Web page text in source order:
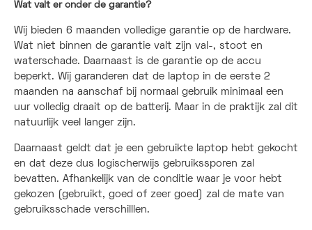
Wat valt er onder de garantie?
Wij bieden 6 maanden volledige garantie op de hardware.
Wat niet binnen de garantie valt zijn val-, stoot en
waterschade. Daarnaast is de garantie op de accu
beperkt. Wij garanderen dat de laptop in de eerste 2
maanden na aanschaf bij normaal gebruik minimaal een
uur volledig draait op de batterij. Maar in de praktijk zal dit
natuurlijk veel langer zijn.
Daarnaast geldt dat je een gebruikte laptop hebt gekocht
en dat deze dus logischerwijs gebruikssporen zal
bevatten. Afhankelijk van de conditie waar je voor hebt
gekozen (gebruikt, goed of zeer goed) zal de mate van
gebruiksschade verschilllen.